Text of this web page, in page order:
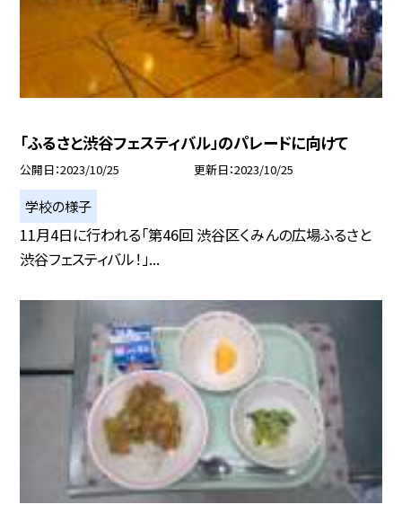
「ふるさと渋谷フェスティバル」のパレードに向けて
公開日 2023/10/25 更新日 2023/10/25
学校の様子
11月4日に行われる「第46回 渋谷区くみんの広場ふるさと
渋谷フェスティバル！」...